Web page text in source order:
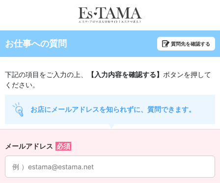
お仕事への質問 質問先を確認する
下記の項目をご入力の上、 【入力内容を確認する】 ボタンを押して
ください。
お店にメールアドレスを知られずに、質問できます。
メールアドレス